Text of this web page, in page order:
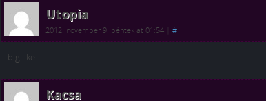
Utopia
2012. november 9. péntek at 01:54 #
big like
Kacsa